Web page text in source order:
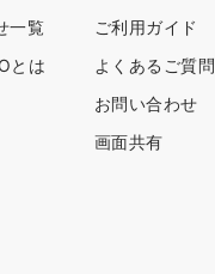
一覧
とは
ご利用ガイド
よくあるご質問
お問い合わせ
画面共有